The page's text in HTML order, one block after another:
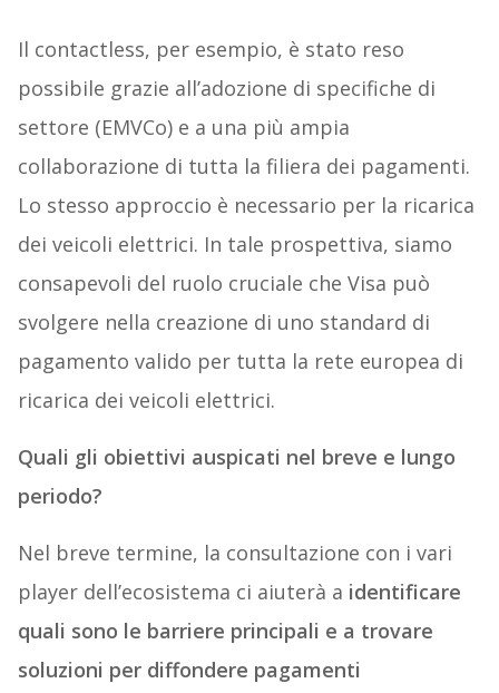
Il contactless, per esempio, è stato reso
possibile grazie all’adozione di specifiche di
settore (EMVCo) e a una più ampia
collaborazione di tutta la filiera dei pagamenti.
Lo stesso approccio è necessario per la ricarica
dei veicoli elettrici. In tale prospettiva, siamo
consapevoli del ruolo cruciale che Visa può
svolgere nella creazione di uno standard di
pagamento valido per tutta la rete europea di
ricarica dei veicoli elettrici.
Quali gli obiettivi auspicati nel breve e lungo
periodo?
Nel breve termine, la consultazione con i vari
player dell’ecosistema ci aiuterà a identificare
quali sono le barriere principali e a trovare
soluzioni per diffondere pagamenti